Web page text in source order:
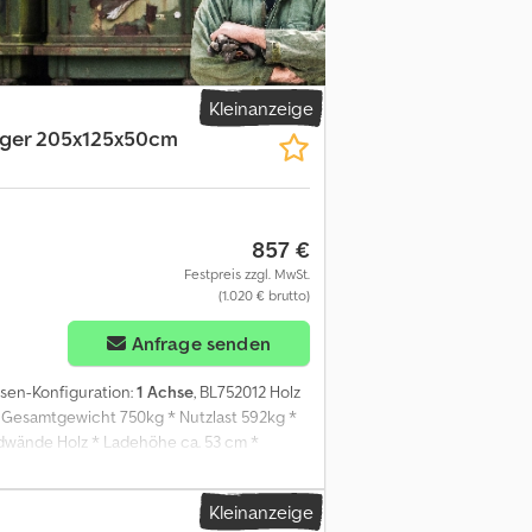
mindestens ¤ 270,00 zzgl. Mwst.
=.=.=.=.=.=.=. auch hier können Sie
GmbH Dieselstr. 8 85084
S S transporttechnik GmbH Burenkamp 18-20
=.=.=.=.=.=.=. ?FINANZIERUNG ODER
Kleinanzeige
205x125x50cm
857 €
Festpreis zzgl. MwSt.
(1.020 € brutto)
Anfrage senden
Konfiguration:1 Achse, BL752012 Holz
Gesamtgewicht 750kg * Nutzlast 592kg *
Holz * Ladehöhe ca. 53 cm *
13 Zoll * Achsenhersteller AL-KO
Fz-Brief 49,99 ¤ Alle Preise inkl. MwST.
von 2500 kg möglich! Abbildungen
Kleinanzeige